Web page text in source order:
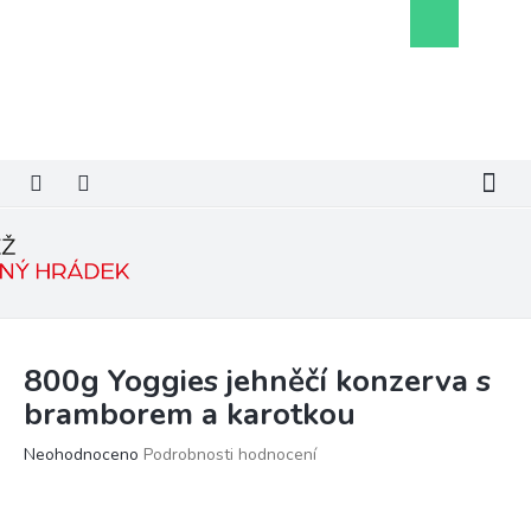
košík
800g Yoggies jehněčí konzerva s
bramborem a karotkou
Průměrné
Neohodnoceno Podrobnosti hodnocení